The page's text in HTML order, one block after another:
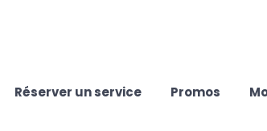
Réserver un service Promos